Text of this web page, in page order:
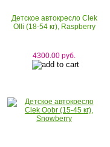
Детское автокресло Clek
Olli (18-54 кг), Raspberry
4300.00 руб.